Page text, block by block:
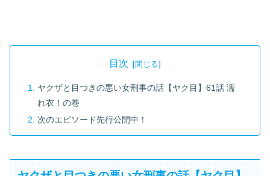
目次
ヤクザと目つきの悪い女刑事の話【ヤク目】61話 濡
れ衣！の巻
次のエピソード先行公開中！